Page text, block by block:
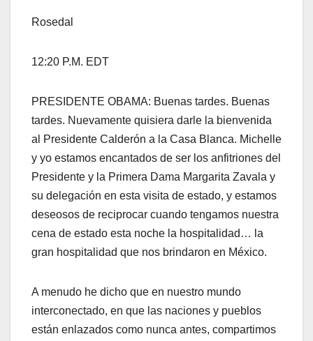
Rosedal
12:20 P.M. EDT
PRESIDENTE OBAMA: Buenas tardes. Buenas
tardes. Nuevamente quisiera darle la bienvenida
al Presidente Calderón a la Casa Blanca. Michelle
y yo estamos encantados de ser los anfitriones del
Presidente y la Primera Dama Margarita Zavala y
su delegación en esta visita de estado, y estamos
deseosos de reciprocar cuando tengamos nuestra
cena de estado esta noche la hospitalidad… la
gran hospitalidad que nos brindaron en México.
A menudo he dicho que en nuestro mundo
interconectado, en que las naciones y pueblos
están enlazados como nunca antes, compartimos